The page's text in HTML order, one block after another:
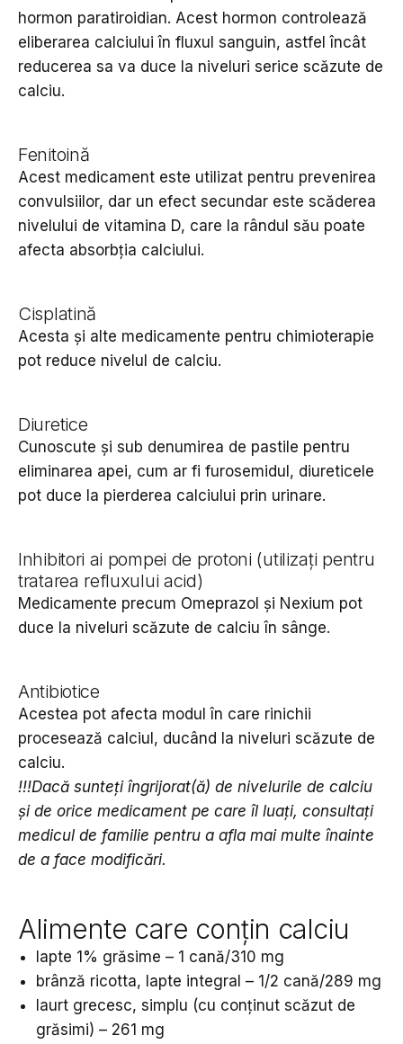
hormon paratiroidian. Acest hormon controlează
eliberarea calciului în fluxul sanguin, astfel încât
reducerea sa va duce la niveluri serice scăzute de
calciu.
Fenitoină
Acest medicament este utilizat pentru prevenirea
convulsiilor, dar un efect secundar este scăderea
nivelului de vitamina D, care la rândul său poate
afecta absorbția calciului.
Cisplatină
Acesta și alte medicamente pentru chimioterapie
pot reduce nivelul de calciu.
Diuretice
Cunoscute și sub denumirea de pastile pentru
eliminarea apei, cum ar fi furosemidul, diureticele
pot duce la pierderea calciului prin urinare.
Inhibitori ai pompei de protoni (utilizați pentru
tratarea refluxului acid)
Medicamente precum Omeprazol și Nexium pot
duce la niveluri scăzute de calciu în sânge.
Antibiotice
Acestea pot afecta modul în care rinichii
procesează calciul, ducând la niveluri scăzute de
calciu.
!!!Dacă sunteți îngrijorat(ă) de nivelurile de calciu
și de orice medicament pe care îl luați, consultați
medicul de familie pentru a afla mai multe înainte
de a face modificări.
Alimente care conțin calciu
lapte 1% grăsime – 1 cană/310 mg
brânză ricotta, lapte integral – 1/2 cană/289 mg
Iaurt grecesc, simplu (cu conținut scăzut de
grăsimi) – 261 mg